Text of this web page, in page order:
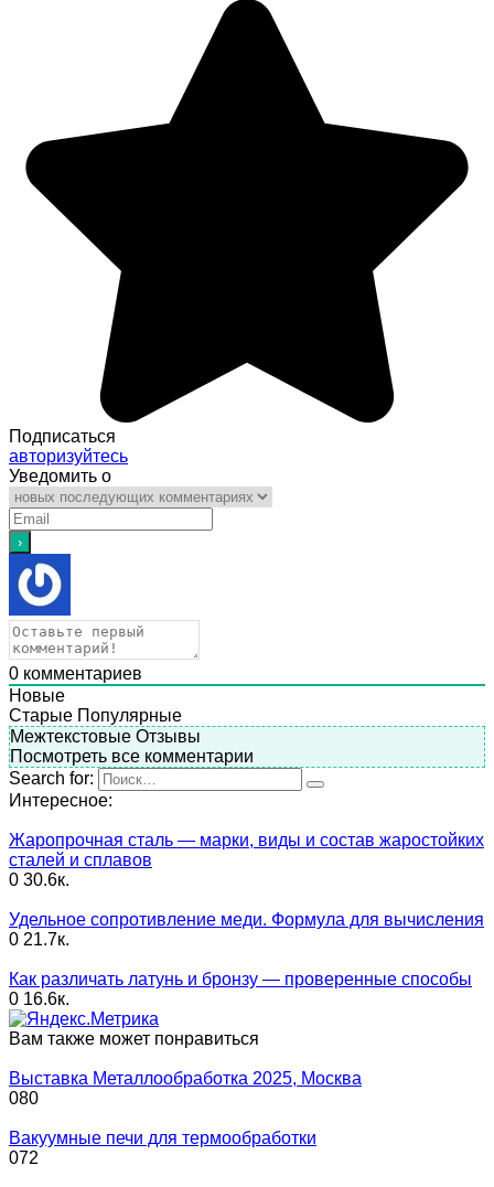
Подписаться
авторизуйтесь
Уведомить о
0 комментариев
Новые
Старые Популярные
Межтекстовые Отзывы
Посмотреть все комментарии
Search for:
Интересное:
Жаропрочная сталь — марки, виды и состав жаростойких
сталей и сплавов
0 30.6к.
Удельное сопротивление меди. Формула для вычисления
0 21.7к.
Как различать латунь и бронзу — проверенные способы
0 16.6к.
Вам также может понравиться
Выставка Металлообработка 2025, Москва
080
Вакуумные печи для термообработки
072